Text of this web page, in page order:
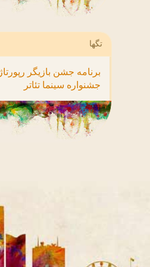
تگها
برنامه جشن بازیگر رپورتاژ
جشنواره سینما تئاتر